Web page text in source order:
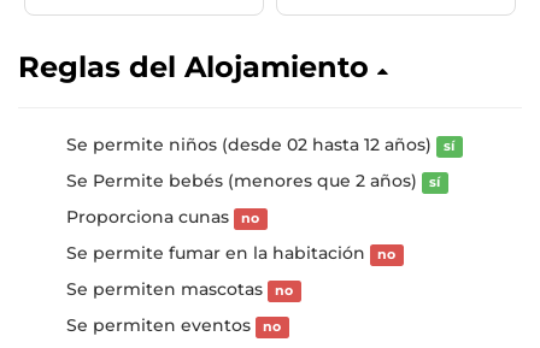
Reglas del Alojamiento
Se permite niños (desde 02 hasta 12 años) sí
Se Permite bebés (menores que 2 años) sí
Proporciona cunas no
Se permite fumar en la habitación no
Se permiten mascotas no
Se permiten eventos no